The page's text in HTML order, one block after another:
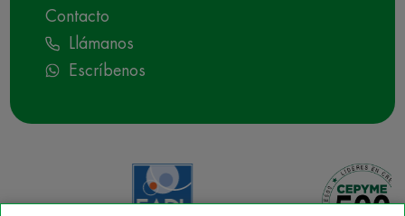
Contacto
Llámanos
Escríbenos